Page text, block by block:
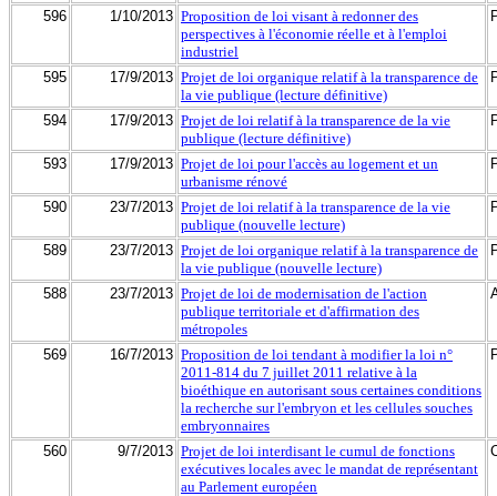
596 1/10/2013 Proposition de loi visant à redonner des
perspectives à l'économie réelle et à l'emploi
industriel
595 17/9/2013 Projet de loi organique relatif à la transparence de
la vie publique (lecture définitive)
594 17/9/2013 Projet de loi relatif à la transparence de la vie
publique (lecture définitive)
593 17/9/2013 Projet de loi pour l'accès au logement et un
urbanisme rénové
590 23/7/2013 Projet de loi relatif à la transparence de la vie
publique (nouvelle lecture)
589 23/7/2013 Projet de loi organique relatif à la transparence de
la vie publique (nouvelle lecture)
588 23/7/2013 Projet de loi de modernisation de l'action
publique territoriale et d'affirmation des
métropoles
569 16/7/2013 Proposition de loi tendant à modifier la loi n°
2011-814 du 7 juillet 2011 relative à la
bioéthique en autorisant sous certaines conditions
la recherche sur l'embryon et les cellules souches
embryonnaires
560 9/7/2013 Projet de loi interdisant le cumul de fonctions
exécutives locales avec le mandat de représentant
au Parlement européen